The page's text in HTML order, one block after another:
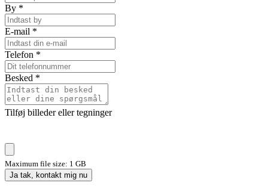
By *
E-mail *
Telefon *
Besked *
Tilføj billeder eller tegninger
Maximum file size: 1 GB
Ja tak, kontakt mig nu